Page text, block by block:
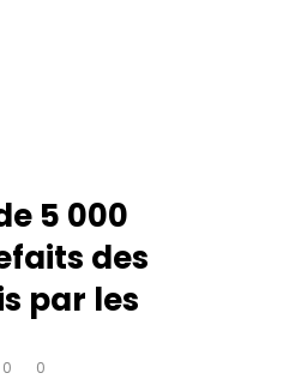
5 000
des
par les
0 0